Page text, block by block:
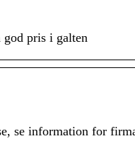
pris i galten
se information for